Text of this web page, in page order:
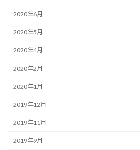
2020年6月
2020年5月
2020年4月
2020年2月
2020年1月
2019年12月
2019年11月
2019年9月